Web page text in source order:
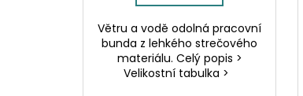
Větru a vodě odolná pracovní
bunda z lehkého strečového
materiálu. Celý popis >
Velikostní tabulka >